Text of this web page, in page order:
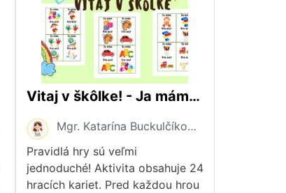
Vitaj v škôlke! - Ja mám, kto má?
Mgr. Katarína Buckulčíková
Pravidlá hry sú veľmi
jednoduché! Aktivita obsahuje 24
hracích kariet. Pred každou hrou